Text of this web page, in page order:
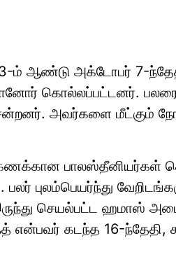
ம் ஆண்டு அக்டோபர் 7-
கொல்லப்பட்டனர்.
அவர்களை மீட்கும்
பாலஸ்தீனியர்கள்
புலம்பெயர்ந்து
செயல்பட்ட ஹமாஸ்
கடந்த 16-ந்தேதி,